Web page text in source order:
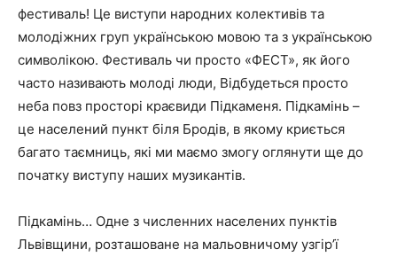
фестиваль! Це виступи народних колективів та
молодіжних груп українською мовою та з українською
символікою. Фестиваль чи просто «ФЕСТ», як його
часто називають молоді люди, Відбудеться просто
неба повз просторі краєвиди Підкаменя. Підкамінь –
це населений пункт біля Бродів, в якому криється
багато таємниць, які ми маємо змогу оглянути ще до
початку виступу наших музикантів.
Підкамінь… Одне з численних населених пунктів
Львівщини, розташоване на мальовничому узгір’ї